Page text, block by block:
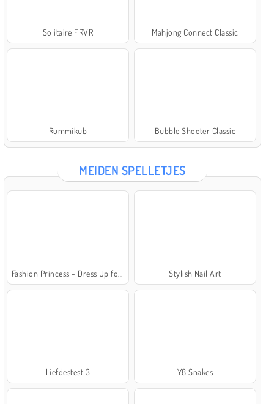
Solitaire FRVR Mahjong Connect Classic
Rummikub Bubble Shooter Classic
MEIDEN SPELLETJES
Stylish Nail Art
Liefdestest 3 Y8 Snakes